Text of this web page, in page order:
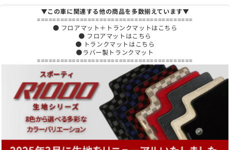
▼この車に関連する他の商品を多数揃えています▼
========================================
● フロアマット＋トランクマットはこちら
● フロアマットはこちら
● トランクマットはこちら
●ラバー製トランクマット
========================================